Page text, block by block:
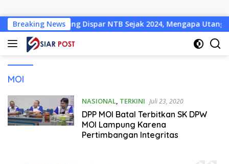
Langsung
ke
konten
Breaking News
Rekening Dispar NTB Sejak 2024, Mengapa Utang Rp11
MOI
NASIONAL, TERKINI Juli 23, 2020
DPP MOI Batal Terbitkan SK DPW
MOI Lampung Karena
Pertimbangan Integritas